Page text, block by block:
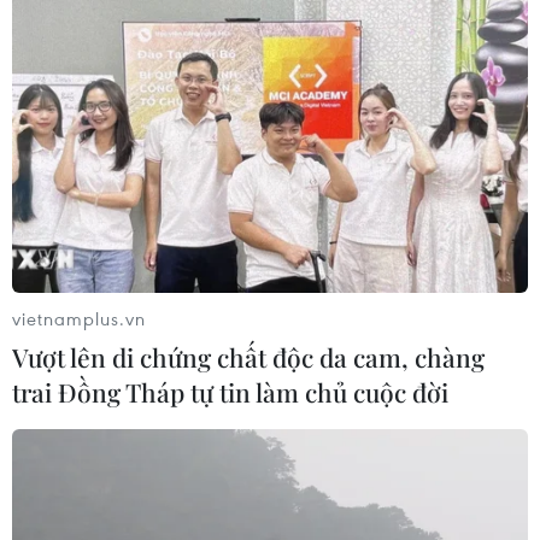
Liên hợp quốc: 47 người chết trong giao
WHO cho biết các cơ sở y tế gần thủ đô Tripoli báo cáo
vietnamplus.vn
Vượt lên di chứng chất độc da cam, chàng
trai Đồng Tháp tự tin làm chủ cuộc đời